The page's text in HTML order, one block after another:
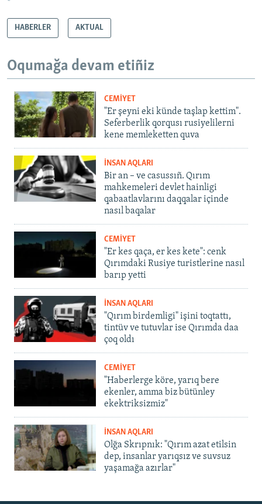
*
HABERLER AKTUAL
Oqumağa devam etiñiz
CEMİYET
"Er şeyni eki künde taşlap kettim".
Seferberlik qorqusı rusiyelilerni
kene memleketten quva
İNSAN AQLARI
Bir an – ve casussıñ. Qırım
mahkemeleri devlet hainligi
qabaatlavlarını daqqalar içinde
nasıl baqalar
CEMİYET
"Er kes qaça, er kes kete": cenk
Qırımdaki Rusiye turistlerine nasıl
barıp yetti
İNSAN AQLARI
"Qırım birdemligi" işini toqtattı,
tintüv ve tutuvlar ise Qırımda daa
çoq oldı
CEMİYET
"Haberlerge köre, yarıq bere
ekenler, amma biz bütünley
ekektriksizmiz"
İNSAN AQLARI
Olğa Skrıpnık: "Qırım azat etilsin
dep, insanlar yarıqsız ve suvsuz
yaşamağa azırlar"